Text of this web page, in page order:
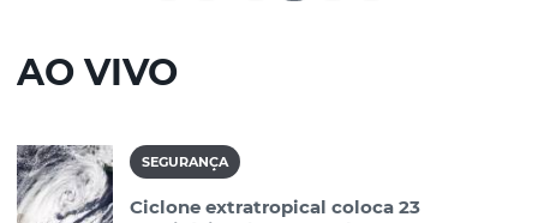
AO VIVO
SEGURANÇA
Ciclone extratropical coloca 23